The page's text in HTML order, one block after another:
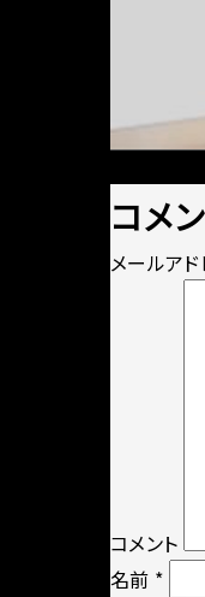
on
コメ
メールア
コメント
名前 *